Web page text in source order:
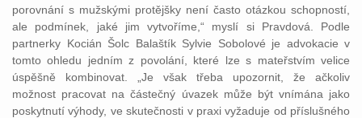
porovnání s mužskými protějšky není často otázkou schopností,
ale podmínek, jaké jim vytvoříme,“ myslí si Pravdová. Podle
partnerky Kocián Šolc Balaštík Sylvie Sobolové je advokacie v
tomto ohledu jedním z povolání, které lze s mateřstvím velice
úspěšně kombinovat. „Je však třeba upozornit, že ačkoliv
možnost pracovat na částečný úvazek může být vnímána jako
poskytnutí výhody, ve skutečnosti v praxi vyžaduje od příslušného